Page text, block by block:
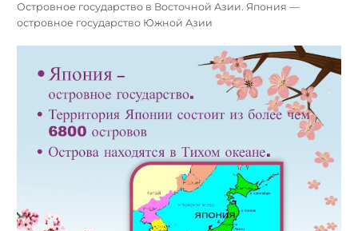
Островное государство в Восточной Азии. Япония —
островное государство Южной Азии